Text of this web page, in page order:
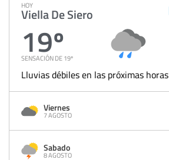
HOY
Viella De Siero
19º
SENSACIÓN DE 19º
Lluvias débiles en las próximas horas
Viernes
7 AGOSTO
Sabado
8 AGOSTO